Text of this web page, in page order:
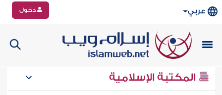
عربي دخول
المكتبة الإسلامية